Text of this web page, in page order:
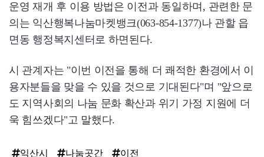
운영 재개 후 이용 방법은 이전과 동일하며, 관련한 문
의는 익산행복나눔마켓뱅크(063-854-1377)나 관할 읍
면동 행정복지센터로 하면된다.
시 관계자는 "이번 이전을 통해 더 쾌적한 환경에서 이
용자분들을 맞을 수 있을 것으로 기대된다"며 "앞으로
도 지역사회의 나눔 문화 확산과 위기 가정 지원에 더
욱 힘쓰겠다"고 말했다.
익산시 나눔곳간 이전